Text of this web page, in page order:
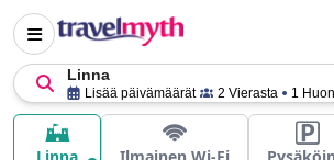
Linna
Lisää päivämäärät 2 Vierasta 1